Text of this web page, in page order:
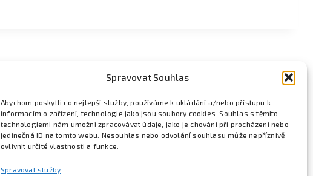
Spravovat Souhlas
Abychom poskytli co nejlepší služby, používáme k ukládání a/nebo přístupu k
informacím o zařízení, technologie jako jsou soubory cookies. Souhlas s těmito
technologiemi nám umožní zpracovávat údaje, jako je chování při procházení nebo
jedinečná ID na tomto webu. Nesouhlas nebo odvolání souhlasu může nepříznivě
ovlivnit určité vlastnosti a funkce.
Spravovat služby